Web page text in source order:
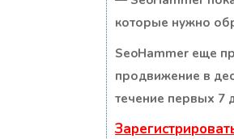
которые нужно
SeoHammer еще
продвижение в
течение первых 7